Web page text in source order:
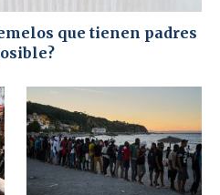
que tienen padres